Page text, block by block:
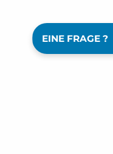
EINE FRAGE ?